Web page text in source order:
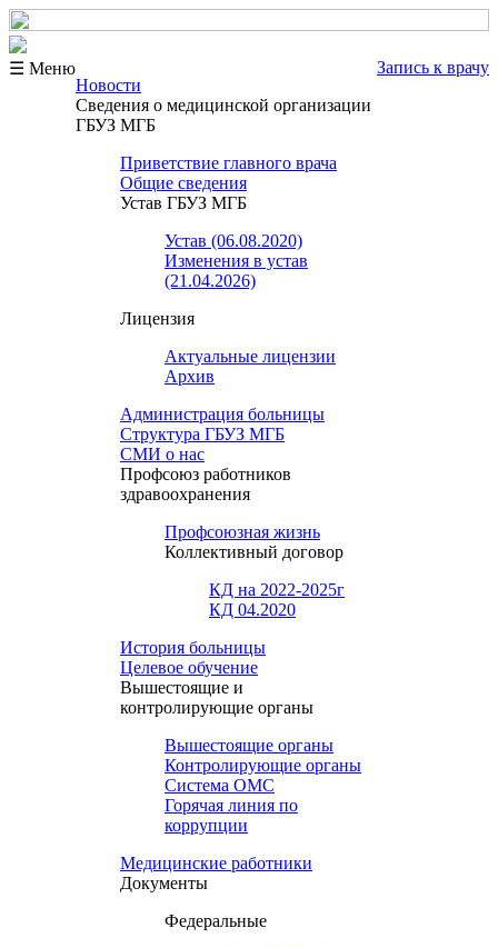
☰ Меню
Запись к врачу
Новости
Сведения о медицинской организации
ГБУЗ МГБ
Приветствие главного врача
Общие сведения
Устав ГБУЗ МГБ
Устав (06.08.2020)
Изменения в устав
(21.04.2026)
Лицензия
Актуальные лицензии
Архив
Администрация больницы
Структура ГБУЗ МГБ
СМИ о нас
Профсоюз работников
здравоохранения
Профсоюзная жизнь
Коллективный договор
КД на 2022-2025г
КД 04.2020
История больницы
Целевое обучение
Вышестоящие и
контролирующие органы
Вышестоящие органы
Контролирующие органы
Система ОМС
Горячая линия по
коррупции
Медицинские работники
Документы
Федеральные